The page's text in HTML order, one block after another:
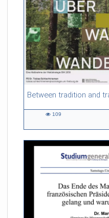
(Direktorin, Deutsches
Literaturarchiv Marbach a.N.)
54:13 duration
109